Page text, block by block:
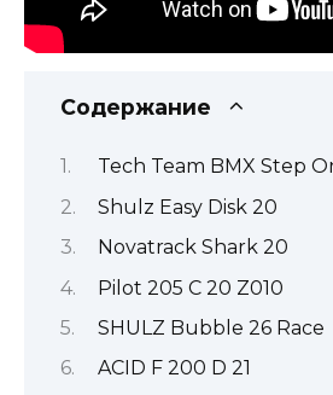
Содержание
Tech Team BMX Step
Shulz Easy Disk 20
Novatrack Shark 20
Pilot 205 C 20 Z010
SHULZ Bubble 26 Race
ACID F 200 D 21